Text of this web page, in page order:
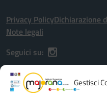
Gestisci
Privacy PolicyDichiarazione
Note legali
Seguici su:
Indirizzo:Via G. Astorino, 56,
20/22, Palermo (PA), 90149